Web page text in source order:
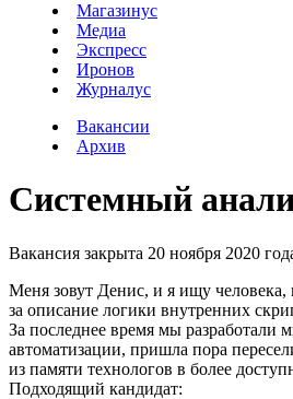
Магазинус
Медиа
Экспресс
Иронов
Журналус
Вакансии
Архив
Системный
Вакансия закрыта 20 ноября 2020
Меня зовут Денис, и я ищу человека,
за описание логики внутренних
За последнее время мы разработали
автоматизации, пришла пора
из памяти технологов в более
Подходящий кандидат: